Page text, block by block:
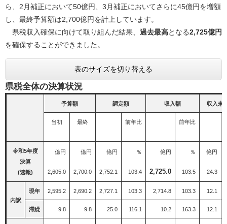
ら、2月補正において50億円、3月補正においてさらに45億円を増額
し、最終予算額は2,700億円を計上しています。
県税収入確保に向けて取り組んだ結果、 過去最高となる2,725億円
を確保することができました。
表のサイズを切り替える
県税全体の決算状況
予算額 調定額 収入額 収入未
当初 最終 前年比 前年比
令和5年度
決算
(速報)
億円
2,605.0
億円
2,700.0
億円
2,752.1
％
103.4
億円
2,725.0
％
103.5
億円
24.3
内訳
現年 2,595.2 2,690.2 2,727.1 103.3 2,714.8 103.3 12.1
滞繰 9.8 9.8 25.0 116.1 10.2 163.3 12.1